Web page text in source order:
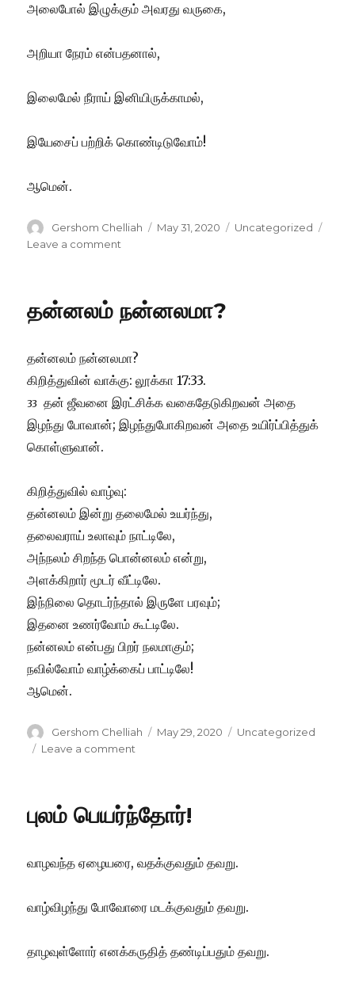
அலைபோல் இழுக்கும் அவரது வருகை,
அறியா நேரம் என்பதனால்,
இலைமேல் நீராய் இனியிருக்காமல்,
இயேசைப் பற்றிக் கொண்டிடுவோம்!
ஆமென்.
Author
Gershom Chelliah
Posted
May 31, 2020 Categories
Uncategorized
Leave a comment
தன்னலம் நன்னலமா?
தன்னலம் நன்னலமா?
கிறித்துவின் வாக்கு: லூக்கா 17:33.
33 தன் ஜீவனை இரட்சிக்க வகைதேடுகிறவன் அதை
இழந்து போவான்; இழந்துபோகிறவன் அதை உயிர்ப்பித்துக்
கொள்ளுவான்.
கிறித்துவில் வாழ்வு:
தன்னலம் இன்று தலைமேல் உயர்ந்து,
தலைவராய் உலாவும் நாட்டிலே,
அந்நலம் சிறந்த பொன்னலம் என்று,
அளக்கிறார் மூடர் வீட்டிலே.
இந்நிலை தொடர்ந்தால் இருளே பரவும்;
இதனை உணர்வோம் கூட்டிலே.
நன்னலம் என்பது பிறர் நலமாகும்;
நவில்வோம் வாழ்க்கைப் பாட்டிலே!
ஆமென்.
Author
Gershom Chelliah
Posted
May 29, 2020 Categories
Uncategorized
Leave a comment
புலம் பெயர்ந்தோர்!
வாழவந்த ஏழையரை, வதக்குவதும் தவறு.
வாழ்விழந்து போவோரை மடக்குவதும் தவறு.
தாழவுள்ளோர் எனக்கருதித் தண்டிப்பதும் தவறு.